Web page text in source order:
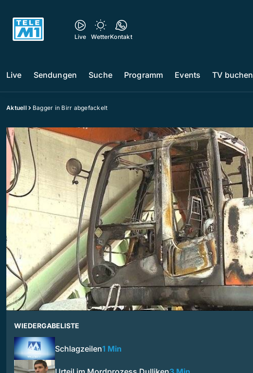
Live WetterKontakt
Live Sendungen Suche Programm Events TV buchen
Aktuell Bagger in Birr abgefackelt
WIEDERGABELISTE
Schlagzeilen1 Min